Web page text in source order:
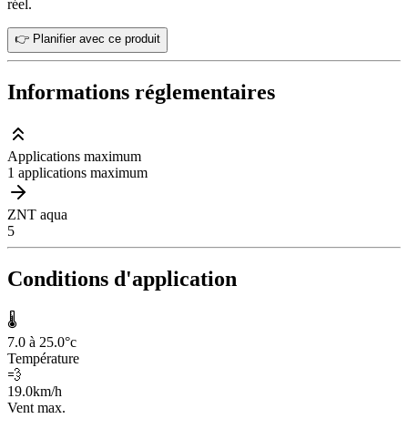
réel.
👉 Planifier avec ce produit
Informations réglementaires
Applications maximum
1 applications maximum
ZNT aqua
5
Conditions d'application
🌡️
7.0 à 25.0°c
Température
💨
19.0km/h
Vent max.